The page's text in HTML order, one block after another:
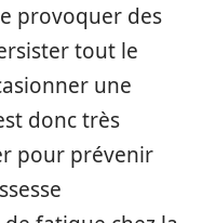
provoquer des
tout le
une
donc très
pour prévenir